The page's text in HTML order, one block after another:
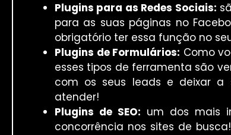
Plugins para as Redes Sociais:
para as suas páginas no
obrigatório ter essa função no
Plugins de Formulários: Como
esses tipos de ferramenta são
com os seus leads e deixar
atender!
Plugins de SEO: um dos mais
concorrência nos sites de